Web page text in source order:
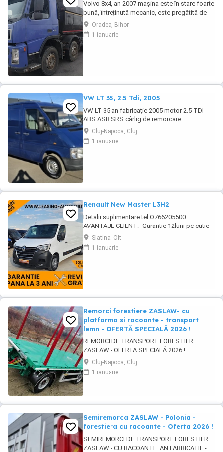
Volvo 8x4, an 2007 mașina este în stare foarte
bună, întreținută mecanic, este pregătită de
lucru. Ofer fiscal Preț negociabil 36500 eur
Detalii la tel :
Oradea, Bihor
1 ianuarie
VW LT 35, 2.5 Tdi, 2005
VW LT 35 an fabricație 2005 motor 2.5 TDI
ABS ASR SRS cârlig de remorcare
Cluj-Napoca, Cluj
1 ianuarie
Renault New Master L3H2
Detalii suplimentare tel O766205500
AVANTAJE CLIENT: -Garantie 12luni pe cutie
viteze si motor -GRATUIT Ulei+filtre la
predare -Servicii RAR -Eliberare numere
provizorii -Control tehnic al calitatii -Detailing
Slatina, Olt
1 ianuarie
Remorci forestiere ZASLAW- cu
platforma si racoante - transport
lemn - OFERTĂ SPECIALĂ 2026 !
REMORCI DE TRANSPORT FORESTIER
ZASLAW - OFERTA SPECIALĂ 2026 !
VEHICULE PE STOC ( sau in fabricație
ZASLAW - cu termen SCURT de livrare ) PRET
OFERTA SPECIALĂ : 31.800 EURO BUC. ( pret
transportului de material ...
Cluj-Napoca, Cluj
1 ianuarie
Semiremorca ZASLAW - Polonia -
forestiera cu racoante - Oferta 2026 !
SEMIREMORCI DE TRANSPORT FORESTIER
ZASLAW - CU RACOANTE. AN FABRICATIE -